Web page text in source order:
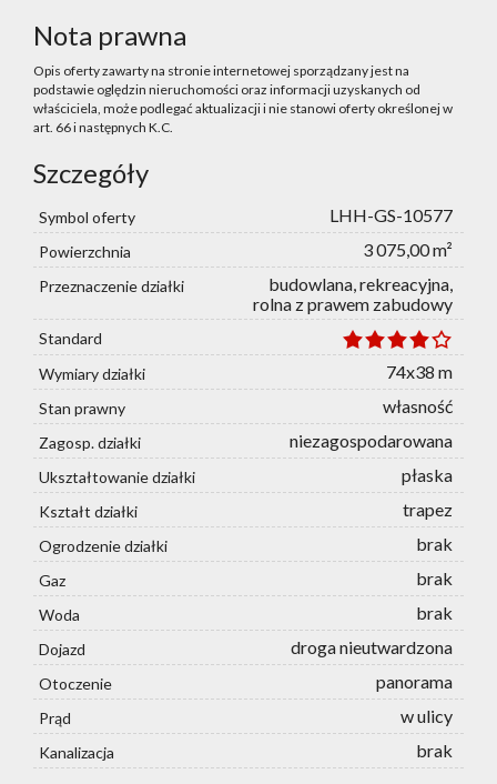
Nota prawna
Opis oferty zawarty na stronie internetowej sporządzany jest na
podstawie oględzin nieruchomości oraz informacji uzyskanych od
właściciela, może podlegać aktualizacji i nie stanowi oferty określonej w
art. 66 i następnych K.C.
Szczegóły
Symbol oferty LHH-GS-10577
Powierzchnia 3 075,00 m²
Przeznaczenie działki
budowlana, rekreacyjna,
rolna z prawem zabudowy
Standard
Wymiary działki
74x38 m
Stan prawny własność
Zagosp. działki niezagospodarowana
Ukształtowanie działki płaska
Kształt działki trapez
Ogrodzenie działki brak
Gaz brak
Woda brak
Dojazd droga nieutwardzona
Otoczenie panorama
Prąd w ulicy
Kanalizacja brak